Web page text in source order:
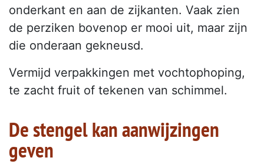
onderkant en aan de zijkanten. Vaak zien
de perziken bovenop er mooi uit, maar zijn
die onderaan gekneusd.
Vermijd verpakkingen met vochtophoping,
te zacht fruit of tekenen van schimmel.
De stengel kan aanwijzingen
geven